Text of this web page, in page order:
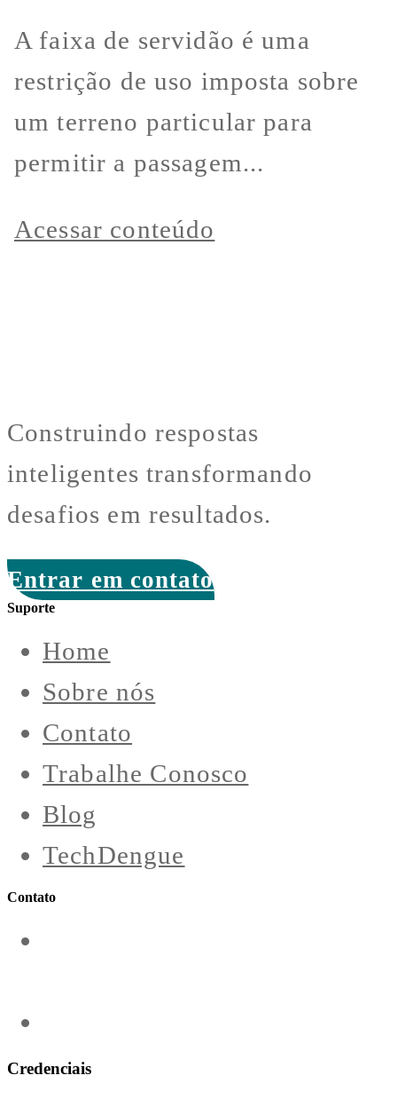
A faixa de servidão é uma
restrição de uso imposta sobre
um terreno particular para
permitir a passagem...
Acessar conteúdo
Construindo respostas
inteligentes transformando
desafios em resultados.
Entrar em contato
Suporte
Home
Sobre nós
Contato
Trabalhe Conosco
Blog
TechDengue
Contato
Credenciais